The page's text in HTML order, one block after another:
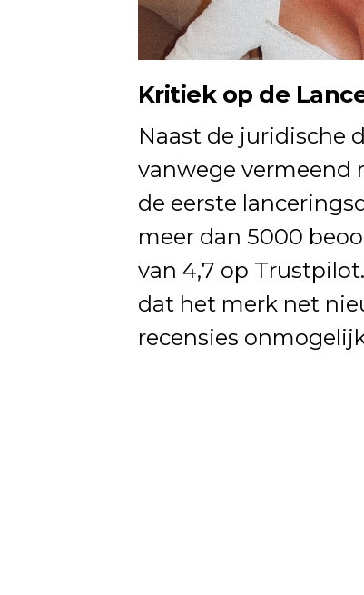
Kritiek op de
Naast de juridische
vanwege vermeend
de eerste
meer dan 5000
van 4,7 op
dat het merk net
recensies